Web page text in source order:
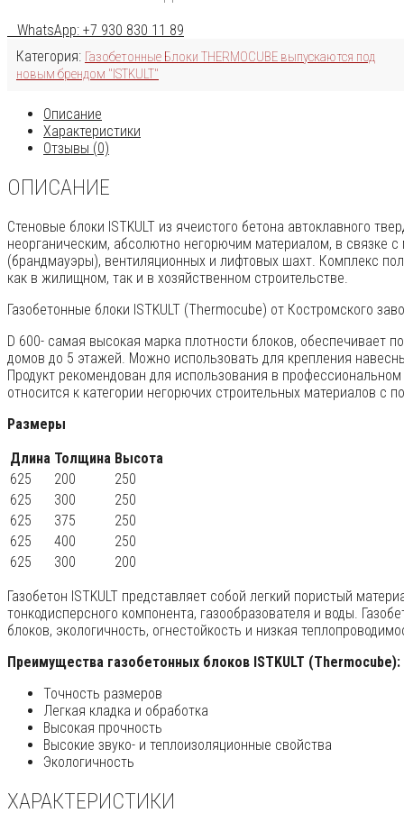
WhatsApp: +7 930 830 11 89
Категория: Газобетонные Блоки THERMOCUBE выпускаются под
новым брендом "ISTKULT"
Описание
Характеристики
Отзывы (0)
ОПИСАНИЕ
Стеновые блоки ISTKULT из ячеистого бетона автоклавного
неорганическим, абсолютно негорючим материалом, в связке
(брандмауэры), вентиляционных и лифтовых шахт. Комплекс
как в жилищном, так и в хозяйственном строительстве.
Газобетонные блоки ISTKULT (Thermocube) от Костромского
D 600- самая высокая марка плотности блоков, обеспечивает
домов до 5 этажей. Можно использовать для крепления
Продукт рекомендован для использования в
относится к категории негорючих строительных материалов с
Размеры
Длина Толщина Высота
625
200
250
625
300
250
625
375
250
625
400
250
625
300
200
Газобетон ISTKULT представляет собой легкий пористый
тонкодисперсного компонента, газообразователя и воды.
блоков, экологичность, огнестойкость и низкая
Преимущества газобетонных блоков ISTKULT (Thermocube):
Точность размеров
Легкая кладка и обработка
Высокая прочность
Высокие звуко- и теплоизоляционные свойства
Экологичность
ХАРАКТЕРИСТИКИ